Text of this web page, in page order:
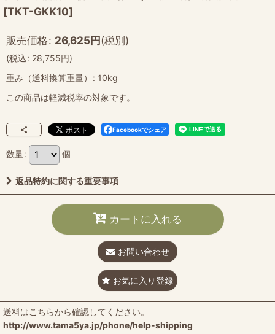
[TKT-GKK10]
販売価格: 26,625円(税別)
(税込: 28,755円)
重み（送料換算重量）
: 10kg
この商品は軽減税率の対象です。
Facebookでシェア
数量: 個
返品特約に関する重要事項
カートに入れる
お問い合わせ
お気に入り登録
送料はこちらから確認してください。
http://www.tama5ya.jp/phone/help-shipping